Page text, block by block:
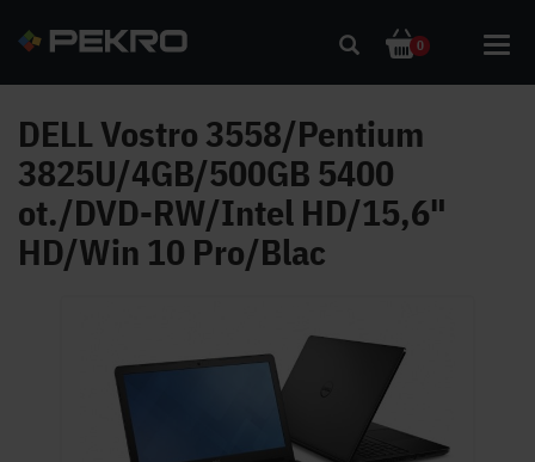
0
DELL Vostro 3558/Pentium
3825U/4GB/500GB 5400
ot./DVD-RW/Intel HD/15,6"
HD/Win 10 Pro/Blac